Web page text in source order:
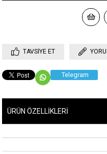
TAVSIYE ET
Telegram
ÜRÜN ÖZELLIKLERI